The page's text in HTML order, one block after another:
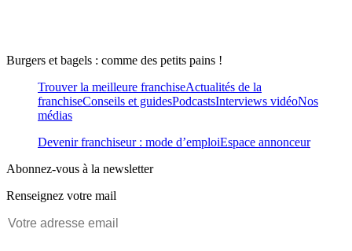
Burgers et bagels : comme des petits pains !
Trouver la meilleure franchiseActualités de la
franchiseConseils et guidesPodcastsInterviews vidéoNos
médias
Devenir franchiseur : mode d’emploiEspace annonceur
Abonnez-vous à la newsletter
Renseignez votre mail